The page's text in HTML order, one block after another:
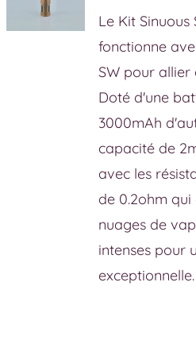
Le Kit Sinuous
fonctionne
SW pour allier
Doté d'une
3000mAh
capacité de
avec les
de 0.2ohm
nuages de
intenses pour
exceptionnelle.